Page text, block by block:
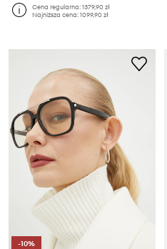
Cena regularna:1379,90 zł
Najniższa cena:1099,90 zł
-10%